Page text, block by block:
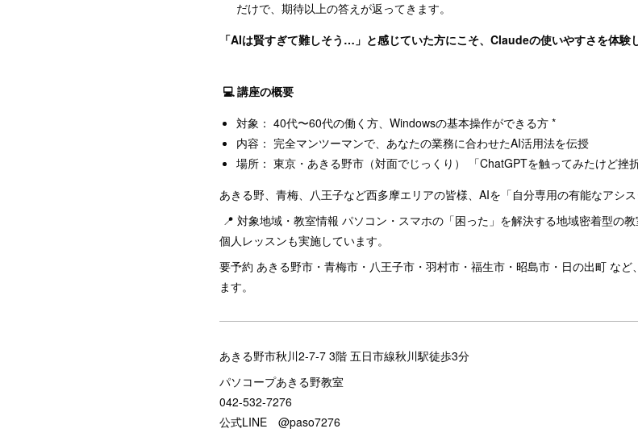
だけで、期待以上の答えが返ってきます。
「AIは賢すぎて難しそう…」と感じていた方にこそ、Claudeの使いやすさを体験
💻 講座の概要
対象： 40代〜60代の働く方、Windowsの基本操作ができる方 *
内容： 完全マンツーマンで、あなたの業務に合わせたAI活用法を伝授
場所： 東京・あきる野市（対面でじっくり） 「ChatGPTを触ってみたけど挫
あきる野、青梅、八王子など西多摩エリアの皆様、AIを「自分専用の有能なアシ
📍 対象地域・教室情報 パソコン・スマホの「困った」を解決する地域密着型の
個人レッスンも実施しています。
要予約 あきる野市・青梅市・八王子市・羽村市・福生市・昭島市・日の出町 な
ます。
あきる野市秋川2-7-7 3階 五日市線秋川駅徒歩3分
パソコープあきる野教室
042-532-7276
公式LINE @paso7276